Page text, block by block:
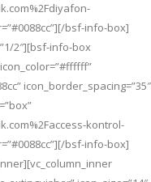
bsf-info-box]
2″][bsf-info-box
icon_border_spacing=”35″
kontrol-
bsf-info-box]